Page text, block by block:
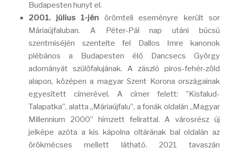
Budapesten hunyt el.
2001. július 1-jén örömteli eseményre került sor
Máriaújfaluban. A Péter-Pál nap utáni búcsú
szentmiséjén szentelte fel Dallos Imre kanonok
plébános a Budapesten élő Dancsecs György
adományát szülőfalujának. A zászló piros-fehér-zöld
alapon, középen a magyar Szent Korona országainak
egyesített címerével. A címer felett: "Kisfalud-
Talapatka”, alatta „Máriaújfalu”, a fonák oldalán „Magyar
Millennium 2000” hímzett felirattal. A városrész új
jelképe azóta a kis kápolna oltárának bal oldalán az
örökmécses mellett látható. 2021 tavaszán